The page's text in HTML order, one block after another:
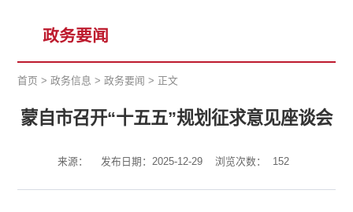
政务要闻
首页 >政务信息 >政务要闻 > 正文
蒙自市召开“十五五”规划征求意见座谈会
来源： 发布日期：2025-12-29 浏览次数： 152